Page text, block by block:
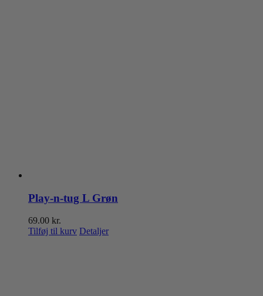
Play-n-tug L Grøn
69.00 kr.
Tilføj til kurv Detaljer